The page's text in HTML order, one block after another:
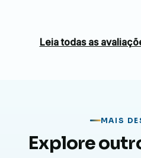
Leia todas as
MAIS
Explore